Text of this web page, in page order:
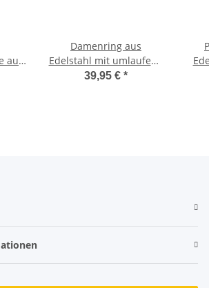
aus
mit
Damenring aus
Edelstahl mit umlaufend
Zirkonias und Gravur
39,95 € *